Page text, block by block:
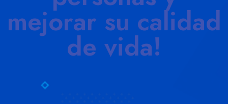
mejorar su calidad
de vida!